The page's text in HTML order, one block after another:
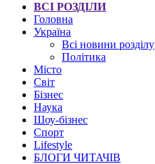
ВСІ РОЗДІЛИ
Головна
Україна
Всі новини розділу
Політика
Місто
Світ
Бізнес
Наука
Шоу-бізнес
Спорт
Lifestyle
БЛОГИ ЧИТАЧІВ